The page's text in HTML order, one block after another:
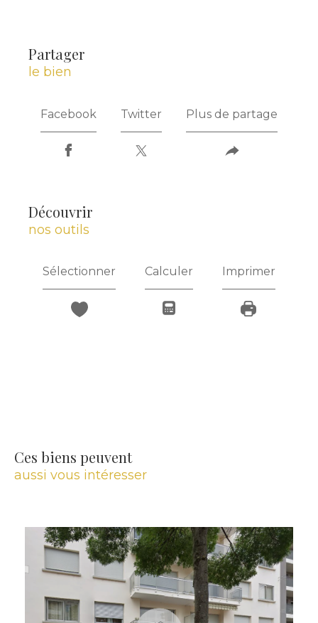
partager
le bien
Facebook Twitter Plus de partage
découvrir
nos outils
Sélectionner Calculer Imprimer
Ces biens peuvent
aussi vous intéresser